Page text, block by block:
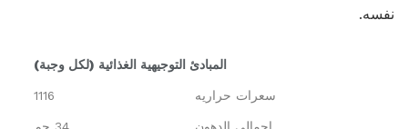
نفسه.
المبادئ التوجيهية الغذائية (لكل وجبة)
سعرات حراريه 1116
إجمالي الدهون 34 جم